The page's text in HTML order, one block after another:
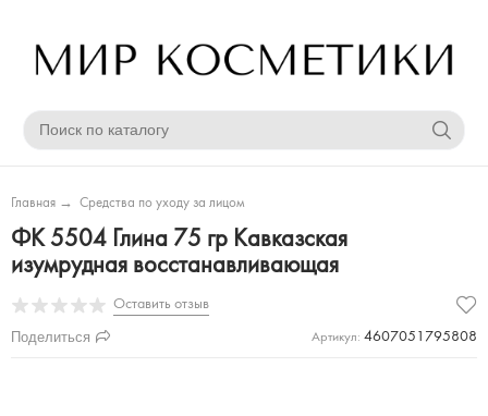
Главная → Средства по уходу за лицом
ФК 5504 Глина 75 гр Кавказская
изумрудная восстанавливающая
Оставить отзыв
Поделиться Артикул: 4607051795808